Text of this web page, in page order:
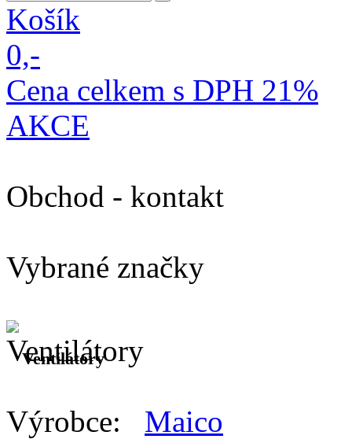
Košík
0,-
Cena celkem s DPH 21%
AKCE
Obchod - kontakt
Vybrané značky
Ventilátory
Výrobce: Maico